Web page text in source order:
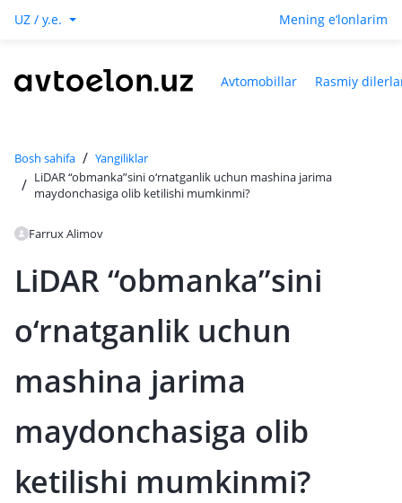
UZ / y.e. Mening e‘lonlarim
Avtomobillar Rasmiy
Bosh sahifa / Yangiliklar
/ LiDAR “obmanka”sini o‘rnatganlik uchun mashina jarima
maydonchasiga olib ketilishi mumkinmi?
Farrux Alimov
LiDAR “obmanka”sini
o‘rnatganlik uchun
mashina jarima
maydonchasiga olib
ketilishi mumkinmi?